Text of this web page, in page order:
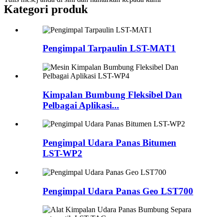
Kategori produk
Pengimpal Tarpaulin LST-MAT1
Kimpalan Bumbung Fleksibel Dan
Pelbagai Aplikasi...
Pengimpal Udara Panas Bitumen
LST-WP2
Pengimpal Udara Panas Geo LST700